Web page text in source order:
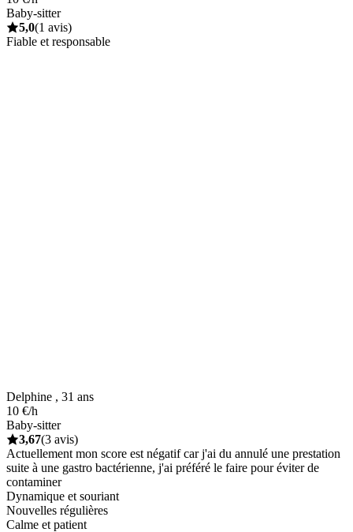
Baby-sitter
5,0(1 avis)
Fiable et responsable
Delphine , 31 ans
10 €/h
Baby-sitter
3,67(3 avis)
Actuellement mon score est négatif car j'ai du annulé une prestation
suite à une gastro bactérienne, j'ai préféré le faire pour éviter de
contaminer
Dynamique et souriant
Nouvelles régulières
Calme et patient